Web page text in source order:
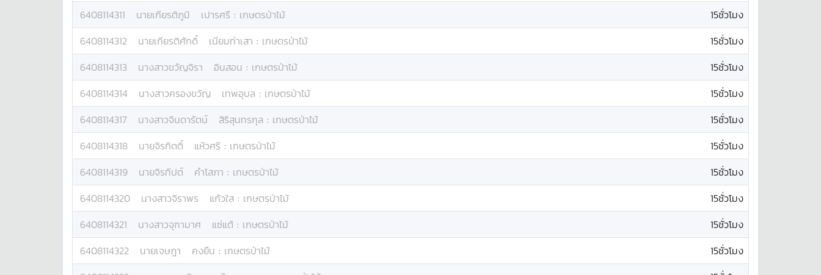
6408114311
นายเกียรติภูมิ เปารศรี : เกษตรป่าไม้
15ชั่วโมง
6408114312
นายเกียรติศักดิ์ เนียมท่าเสา : เกษตรป่าไม้
15ชั่วโมง
6408114313
นางสาวขวัญจิรา อินสอน : เกษตรป่าไม้
15ชั่วโมง
6408114314
นางสาวครองขวัญ เทพอุบล : เกษตรป่าไม้
15ชั่วโมง
6408114317
นางสาวจินดารัตน์ สิริสุนทรกุล : เกษตรป่าไม้
15ชั่วโมง
6408114318
นายจิรกิตติ์ แห้วศรี : เกษตรป่าไม้
15ชั่วโมง
6408114319
นายจิรทีปต์ คำโสภา : เกษตรป่าไม้
15ชั่วโมง
6408114320
นางสาวจิราพร แก้วใส : เกษตรป่าไม้
15ชั่วโมง
6408114321
นางสาวจุฑามาศ แซ่แต้ : เกษตรป่าไม้
15ชั่วโมง
6408114322
นายเจษฎา คงยืน : เกษตรป่าไม้
15ชั่วโมง